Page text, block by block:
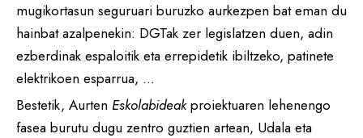
mugikortasun seguruari buruzko aurkezpen bat eman du
hainbat azalpenekin: DGTak zer legislatzen duen, adin
ezberdinak espaloitik eta errepidetik ibiltzeko, patinete
elektrikoen esparrua, …
Bestetik, Aurten Eskolabideakproiektuaren lehenengo
fasea burutu dugu zentro guztien artean, Udala eta